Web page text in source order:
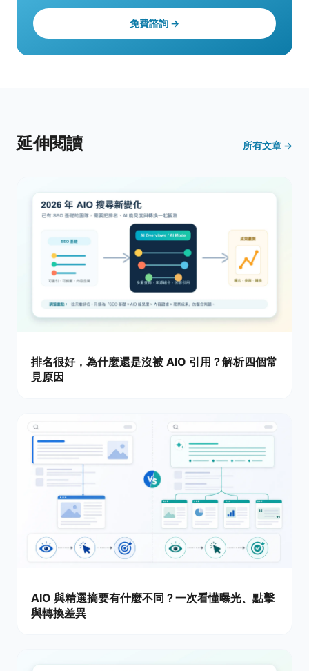
免費諮詢 →
延伸閱讀 所有文章 →
排名很好，為什麼還是沒被 AIO 引用？解析四個常
見原因
AIO 與精選摘要有什麼不同？一次看懂曝光、點擊
與轉換差異